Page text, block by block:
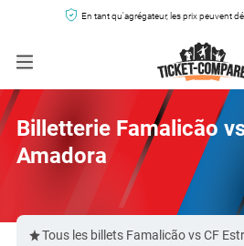
En tant qu'agrégateur, les prix peuvent
Billetterie Famalicão
Amadora
Tous les billets Famalicão vs CF